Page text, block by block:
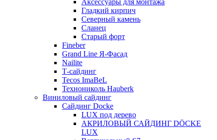
Гладкий кирпич
Северный камень
Сланец
Старый форт
Fineber
Grand Line Я-Фасад
Nailite
Т-сайдинг
Tecos ImaBeL
Технониколь Hauberk
Виниловый сайдинг
Сайдинг Docke
LUX под дерево
АКРИЛОВЫЙ САЙДИНГ DÖCKE
LUX